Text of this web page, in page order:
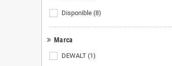
Disponible (8)
Marca
DEWALT (1)